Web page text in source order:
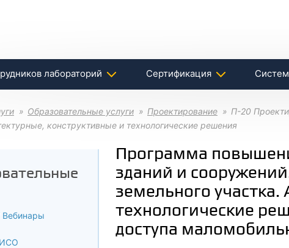
лабораторий Сертификация
Образовательные услуги Проектирование
П-20
конструктивные и технологические решения
Программа
зданий и
земельного
технологические
доступа